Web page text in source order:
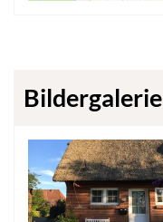
Bildergalerie